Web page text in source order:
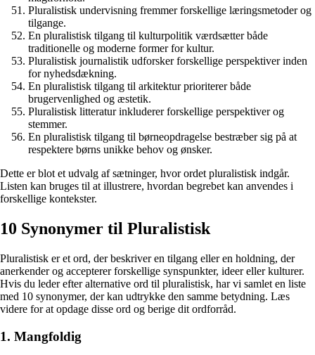
Pluralistisk undervisning fremmer forskellige læringsmetoder og
tilgange.
En pluralistisk tilgang til kulturpolitik værdsætter både
traditionelle og moderne former for kultur.
Pluralistisk journalistik udforsker forskellige perspektiver inden
for nyhedsdækning.
En pluralistisk tilgang til arkitektur prioriterer både
brugervenlighed og æstetik.
Pluralistisk litteratur inkluderer forskellige perspektiver og
stemmer.
En pluralistisk tilgang til børneopdragelse bestræber sig på at
respektere børns unikke behov og ønsker.
Dette er blot et udvalg af sætninger, hvor ordet pluralistisk indgår.
Listen kan bruges til at illustrere, hvordan begrebet kan anvendes i
forskellige kontekster.
10 Synonymer til Pluralistisk
Pluralistisk er et ord, der beskriver en tilgang eller en holdning, der
anerkender og accepterer forskellige synspunkter, ideer eller kulturer.
Hvis du leder efter alternative ord til pluralistisk, har vi samlet en liste
med 10 synonymer, der kan udtrykke den samme betydning. Læs
videre for at opdage disse ord og berige dit ordforråd.
1. Mangfoldig